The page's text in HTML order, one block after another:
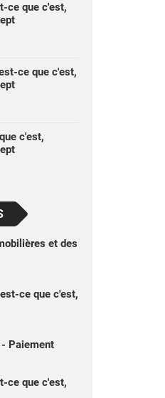
ce que c'est,
ce que c'est,
c'est,
et des
ce que c'est,
Paiement
ce que c'est,